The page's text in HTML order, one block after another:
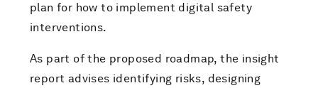
plan for how to implement digital safety
interventions.
As part of the proposed roadmap, the insight
report advises identifying risks, designing